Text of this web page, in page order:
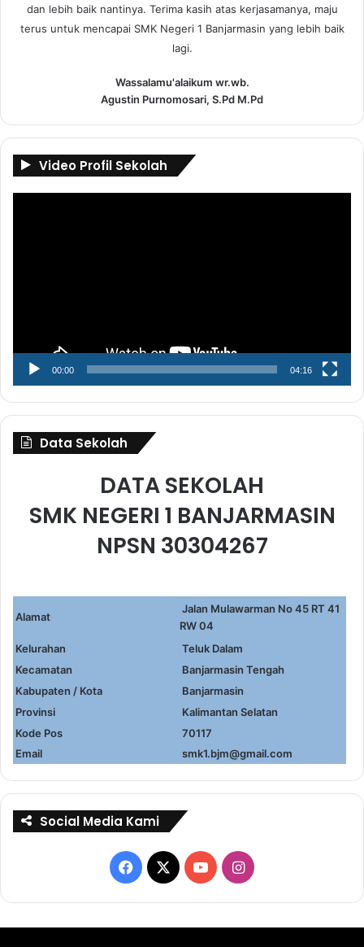
dan lebih baik nantinya. Terima kasih atas kerjasamanya, maju
terus untuk mencapai SMK Negeri 1 Banjarmasin yang lebih baik
lagi.
Wassalamu'alaikum wr.wb.
Agustin Purnomosari, S.Pd M.Pd
Video Profil Sekolah
00:00 04:16
Data Sekolah
DATA SEKOLAH
SMK NEGERI 1 BANJARMASIN
NPSN 30304267
Alamat
Jalan Mulawarman No 45 RT 41
RW 04
Kelurahan
Teluk Dalam
Kecamatan
Banjarmasin Tengah
Kabupaten / Kota
Banjarmasin
Provinsi
Kalimantan Selatan
Kode Pos
70117
Email
smk1.bjm@gmail.com
Social Media Kami
Facebook
X YouTubeInstagram